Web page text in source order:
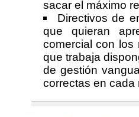
sacar el máximo
Directivos de
que quieran
comercial con
que trabaja
de gestión
correctas en cada